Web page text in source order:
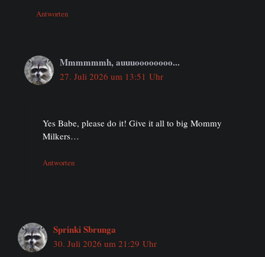
Antworten
Mmmmmmh, auuuoooooooo...
27. Juli 2026 um 13:51 Uhr
Yes Babe, please do it! Give it all to big Mommy
Milkers…
Antworten
Sprinki Sbrunga
30. Juli 2026 um 21:29 Uhr